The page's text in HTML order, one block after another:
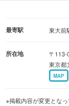
最寄駅 東大前
所在地
〒113-
東京都
MAP
※掲載内容が変更とな